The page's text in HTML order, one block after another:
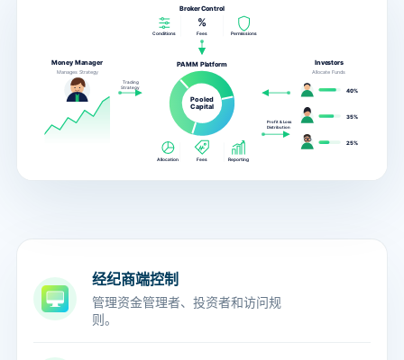
经纪商端控制
管理资金管理者、投资者和访问规
则。